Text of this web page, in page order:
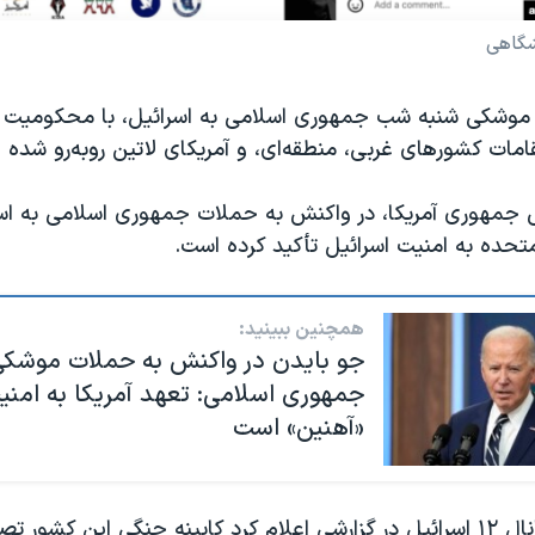
شنبه شب جمهوری اسلامی به اسرائیل، با محکومیت
کشورهای غربی، منطقه‌ای، و آمریکای لاتین روبه‌رو
جمهوری آمریکا، در واکنش به حملات جمهوری اسلامی به
به امنیت اسرائیل تأکید کرده است.
همچنین ببینید:
جو بایدن در واکنش به حملات
جمهوری اسلامی: تعهد آمریکا به
«آهنین» است